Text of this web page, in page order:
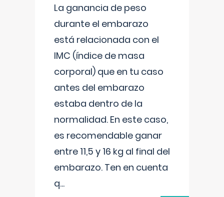
La ganancia de peso
durante el embarazo
está relacionada con el
IMC (índice de masa
corporal) que en tu caso
antes del embarazo
estaba dentro de la
normalidad. En este caso,
es recomendable ganar
entre 11,5 y 16 kg al final del
embarazo. Ten en cuenta
q...